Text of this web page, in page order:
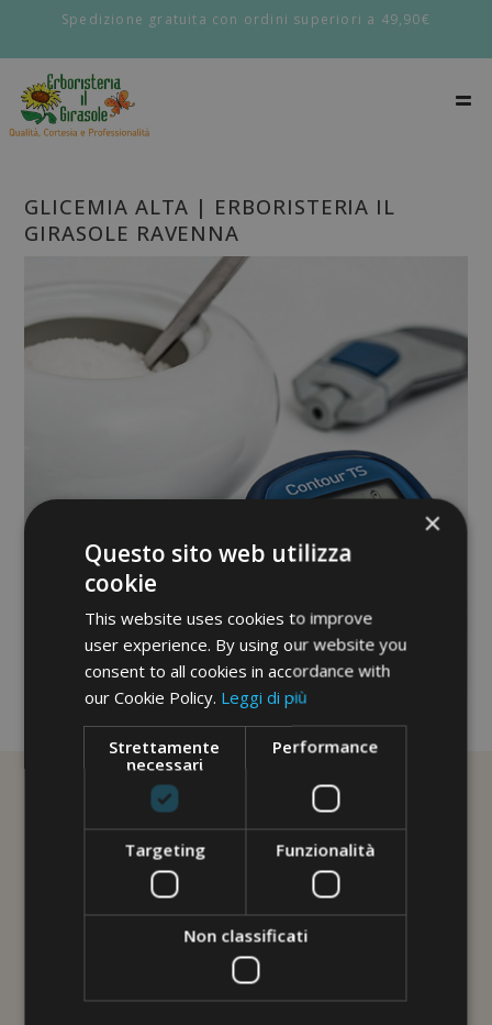
Spedizione gratuita con ordini superiori a 49,90€
GLICEMIA ALTA | ERBORISTERIA IL
GIRASOLE RAVENNA
×
Questo sito web utilizza
cookie
This website uses cookies to improve
user experience. By using our website you
consent to all cookies in accordance with
our Cookie Policy. Leggi di più
Strettamente
necessari
Performance
Targeting Funzionalità
Non classificati